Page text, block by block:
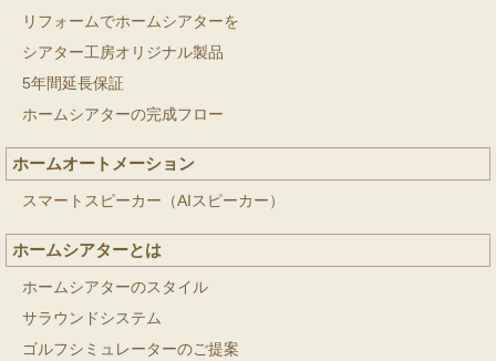
リフォームでホームシアターを
シアター工房オリジナル製品
5年間延長保証
ホームシアターの完成フロー
ホームオートメーション
スマートスピーカー（AIスピーカー）
ホームシアターとは
ホームシアターのスタイル
サラウンドシステム
ゴルフシミュレーターのご提案